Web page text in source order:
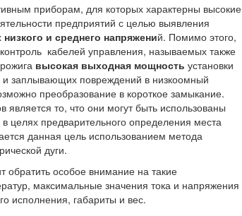
приборам, для которых характерны высокие
предприятий с целью выявления
низкого и среднего напряжений. Помимо этого,
кабелей управления, называемых также
высокая выходная мощность установки
заплывающих повреждений в низкоомный
преобразование в короткое замыкание.
то, что они могут быть использованы
целях предварительного определения места
данная цель использованием метода
дуги.
обратить особое внимание на такие
максимальные значения тока и напряжения
исполнения, габариты и вес.